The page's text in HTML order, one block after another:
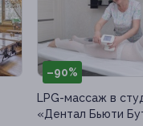
–90%
LPG-массаж в
«Дентал Бьюти